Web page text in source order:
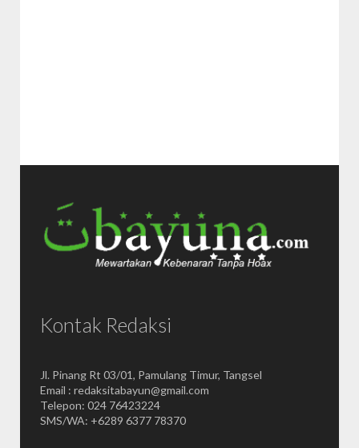
Kontak Redaksi
Jl. Pinang Rt 03/01, Pamulang Timur, Tangsel
Email : redaksitabayun@gmail.com
Telepon: 024 76423224
SMS/WA: +6289 6377 78370